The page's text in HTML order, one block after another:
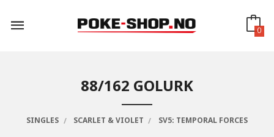
innholdet
0
88/162 GOLURK
SINGLES SCARLET & VIOLET SV5: TEMPORAL FORCES